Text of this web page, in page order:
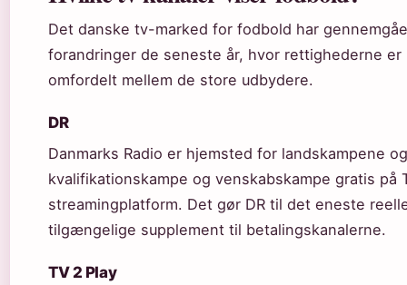
Det danske tv-marked for fodbold har
forandringer de seneste år, hvor rettighederne er
omfordelt mellem de store udbydere.
DR
Danmarks Radio er hjemsted for landskampene
kvalifikationskampe og venskabskampe gratis på
streamingplatform. Det gør DR til det eneste
tilgængelige supplement til betalingskanalerne.
TV 2 Play